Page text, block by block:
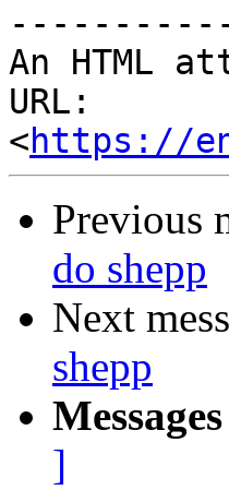
An HTML
URL:
<https://
Previous
do shepp
Next
shepp
]